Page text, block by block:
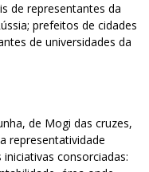
de representantes da
prefeitos de cidades
de universidades da
de Mogi das cruzes,
representatividade
consorciadas: